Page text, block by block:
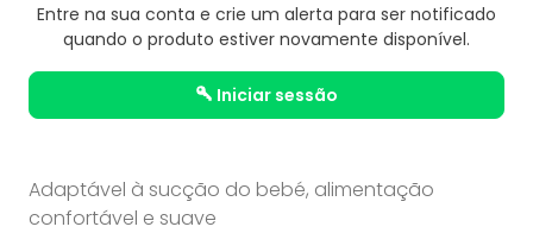
Entre na sua conta e crie um alerta para ser notificado
quando o produto estiver novamente disponível.
iniciar sessão
Adaptável à sucção do bebé, alimentação
confortável e suave